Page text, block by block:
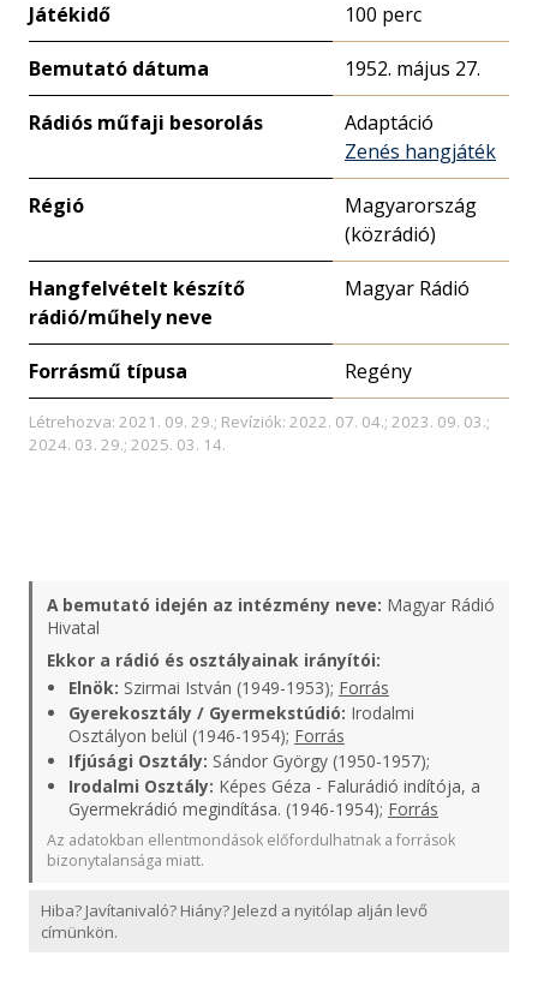
Játékidő 100 perc
Bemutató dátuma 1952. május 27.
Rádiós műfaji besorolás
Adaptáció
Zenés hangjáték
Régió
Magyarország
(közrádió)
Hangfelvételt készítő
rádió/műhely neve
Magyar Rádió
Forrásmű típusa Regény
Létrehozva: 2021. 09. 29.; Revíziók: 2022. 07. 04.; 2023. 09. 03.;
2024. 03. 29.; 2025. 03. 14.
A bemutató idején az intézmény neve: Magyar Rádió
Hivatal
Ekkor a rádió és osztályainak irányítói:
Elnök: Szirmai István (1949-1953); Forrás
Gyerekosztály / Gyermekstúdió: Irodalmi
Osztályon belül (1946-1954); Forrás
Ifjúsági Osztály: Sándor György (1950-1957);
Irodalmi Osztály: Képes Géza - Falurádió indítója, a
Gyermekrádió megindítása. (1946-1954); Forrás
Az adatokban ellentmondások előfordulhatnak a források
bizonytalansága miatt.
Hiba? Javítanivaló? Hiány? Jelezd a nyitólap alján levő
címünkön.